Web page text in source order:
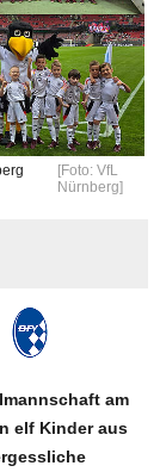
[Foto: VfL
Nürnberg]
am
elf Kinder aus